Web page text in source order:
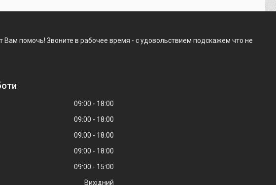
Вам помочь! Звоните в рабочее время - с удовольствием подскажем что не
09:00
18:00
09:00
18:00
09:00
18:00
09:00
18:00
09:00
15:00
Вихідний